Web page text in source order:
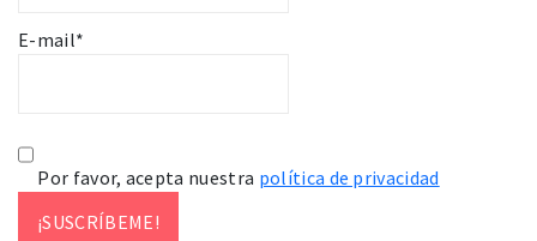
E-mail*
Por favor, acepta nuestra política de privacidad